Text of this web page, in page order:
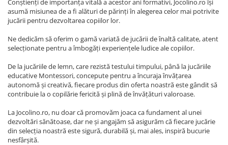
asumă misiunea de a fi alături de părinți în alegerea celor mai potrivite
jucării pentru dezvoltarea copiilor lor.
Ne dedicăm să oferim o gamă variată de jucării de înaltă calitate, atent
selecționate pentru a îmbogăți experiențele ludice ale copiilor.
De la jucăriile de lemn, care rezistă testului timpului, până la jucăriile
educative Montessori, concepute pentru a încuraja învățarea
autonomă și creativă, fiecare produs din oferta noastră este gândit să
contribuie la o copilărie fericită și plină de învățături valoroase.
La Jocolino.ro, nu doar că promovăm joaca ca fundament al unei
dezvoltări sănătoase, dar ne și angajăm să asigurăm că fiecare jucărie
din selecția noastră este sigură, durabilă și, mai ales, inspiră bucurie
nesfârșită.